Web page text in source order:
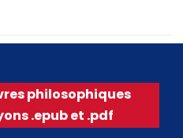
philosophiques
.epub et .pdf